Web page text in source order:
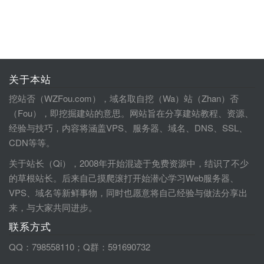
关于本站
挖站否（WZFou.com），域名取自挖（Wa）站（Zhan）否
（Fou），即挖掘建站的意思。网站旨在分享建站教程、资源、
经验与技巧，内容将涵盖VPS、服务器、域名、DNS、SSL、
CDN等等。
关于站长（Qi），2008年开始混迹于免费资源中，结识了不少
的草根站长。后来自己摸爬滚打开始潜心学习Web服务器、
VPS、域名等新鲜事物，同时也愿意将自己经验与做法分享出
来，与大家共同进步。
联系方式
QQ：798558110；Q群：591690732